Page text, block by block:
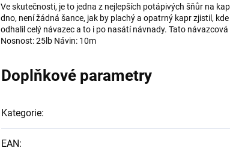
Ve skutečnosti, je to jedna z nejlepších potápivých šňůr na
dno, není žádná šance, jak by plachý a opatrný kapr zjistil,
odhalil celý návazec a to i po nasátí návnady. Tato
Nosnost: 25lb Návin: 10m
Doplňkové parametry
Kategorie:
EAN: